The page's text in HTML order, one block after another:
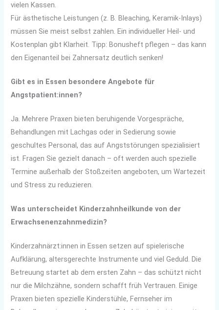
vielen Kassen.
Für ästhetische Leistungen (z. B. Bleaching, Keramik-Inlays)
müssen Sie meist selbst zahlen. Ein individueller Heil- und
Kostenplan gibt Klarheit. Tipp: Bonusheft pflegen – das kann
den Eigenanteil bei Zahnersatz deutlich senken!
Gibt es in Essen besondere Angebote für
Angstpatient:innen?
Ja. Mehrere Praxen bieten beruhigende Vorgespräche,
Behandlungen mit Lachgas oder in Sedierung sowie
geschultes Personal, das auf Angststörungen spezialisiert
ist. Fragen Sie gezielt danach – oft werden auch spezielle
Termine außerhalb der Stoßzeiten angeboten, um Wartezeit
und Stress zu reduzieren.
Was unterscheidet Kinderzahnheilkunde von der
Erwachsenenzahnmedizin?
Kinderzahnärzt:innen in Essen setzen auf spielerische
Aufklärung, altersgerechte Instrumente und viel Geduld. Die
Betreuung startet ab dem ersten Zahn – das schützt nicht
nur die Milchzähne, sondern schafft früh Vertrauen. Einige
Praxen bieten spezielle Kinderstühle, Fernseher im